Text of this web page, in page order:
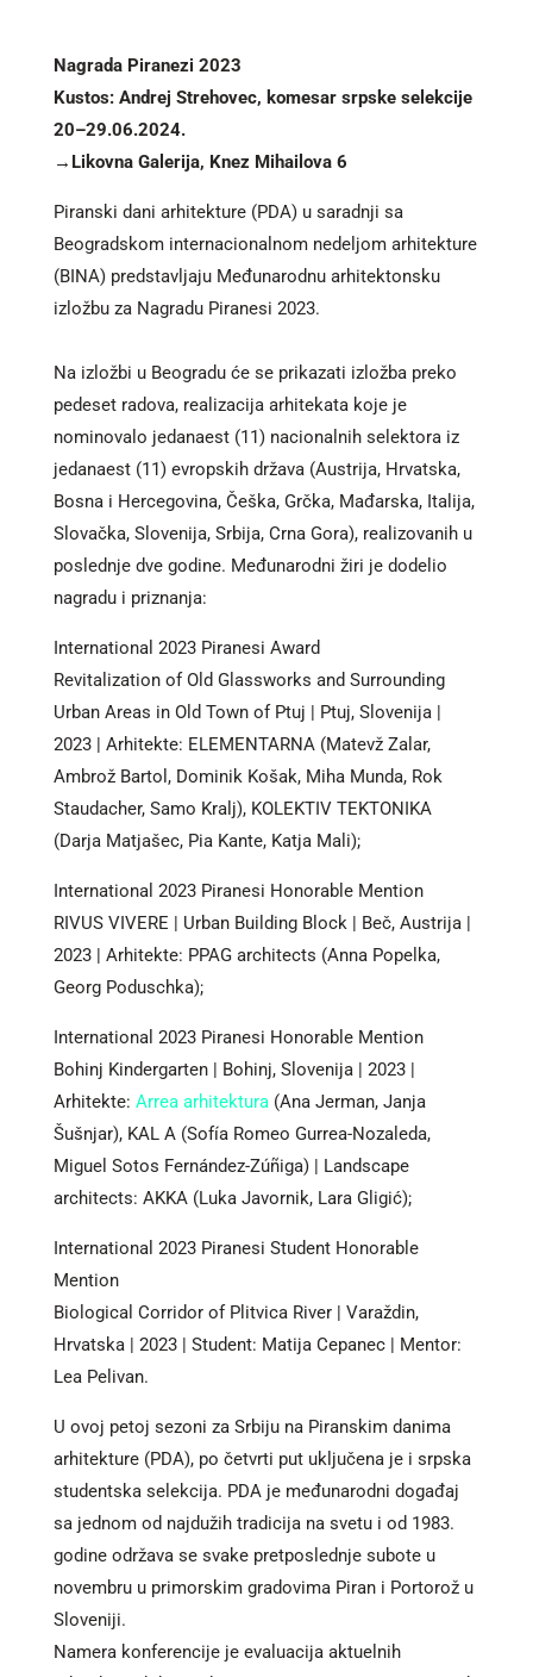
Nagrada Piranezi 2023
Kustos: Andrej Strehovec, komesar srpske selekcije
20–29.06.2024.
→Likovna Galerija, Knez Mihailova 6
Piranski dani arhitekture (PDA) u saradnji sa
Beogradskom internacionalnom nedeljom arhitekture
(BINA) predstavljaju Međunarodnu arhitektonsku
izložbu za Nagradu Piranesi 2023.
Na izložbi u Beogradu će se prikazati izložba preko
pedeset radova, realizacija arhitekata koje je
nominovalo jedanaest (11) nacionalnih selektora iz
jedanaest (11) evropskih država (Austrija, Hrvatska,
Bosna i Hercegovina, Češka, Grčka, Mađarska, Italija,
Slovačka, Slovenija, Srbija, Crna Gora), realizovanih u
poslednje dve godine. Međunarodni žiri je dodelio
nagradu i priznanja:
International 2023 Piranesi Award
Revitalization of Old Glassworks and Surrounding
Urban Areas in Old Town of Ptuj | Ptuj, Slovenija |
2023 | Arhitekte: ELEMENTARNA (Matevž Zalar,
Ambrož Bartol, Dominik Košak, Miha Munda, Rok
Staudacher, Samo Kralj), KOLEKTIV TEKTONIKA
(Darja Matjašec, Pia Kante, Katja Mali);
International 2023 Piranesi Honorable Mention
RIVUS VIVERE | Urban Building Block | Beč, Austrija |
2023 | Arhitekte: PPAG architects (Anna Popelka,
Georg Poduschka);
International 2023 Piranesi Honorable Mention
Bohinj Kindergarten | Bohinj, Slovenija | 2023 |
Arhitekte: Arrea arhitektura(Ana Jerman, Janja
Šušnjar), KAL A (Sofía Romeo Gurrea-Nozaleda,
Miguel Sotos Fernández-Zúñiga) | Landscape
architects: AKKA (Luka Javornik, Lara Gligić);
International 2023 Piranesi Student Honorable
Mention
Biological Corridor of Plitvica River | Varaždin,
Hrvatska | 2023 | Student: Matija Cepanec | Mentor:
Lea Pelivan.
U ovoj petoj sezoni za Srbiju na Piranskim danima
arhitekture (PDA), po četvrti put uključena je i srpska
studentska selekcija. PDA je međunarodni događaj
sa jednom od najdužih tradicija na svetu i od 1983.
godine održava se svake pretposlednje subote u
novembru u primorskim gradovima Piran i Portorož u
Sloveniji.
Namera konferencije je evaluacija aktuelnih